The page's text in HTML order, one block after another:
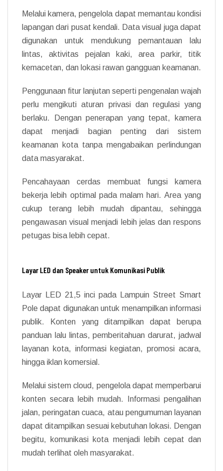
Melalui kamera, pengelola dapat memantau kondisi
lapangan dari pusat kendali. Data visual juga dapat
digunakan untuk mendukung pemantauan lalu
lintas, aktivitas pejalan kaki, area parkir, titik
kemacetan, dan lokasi rawan gangguan keamanan.
Penggunaan fitur lanjutan seperti pengenalan wajah
perlu mengikuti aturan privasi dan regulasi yang
berlaku. Dengan penerapan yang tepat, kamera
dapat menjadi bagian penting dari sistem
keamanan kota tanpa mengabaikan perlindungan
data masyarakat.
Pencahayaan cerdas membuat fungsi kamera
bekerja lebih optimal pada malam hari. Area yang
cukup terang lebih mudah dipantau, sehingga
pengawasan visual menjadi lebih jelas dan respons
petugas bisa lebih cepat.
Layar LED dan Speaker untuk Komunikasi Publik
Layar LED 21,5 inci pada Lampuin Street Smart
Pole dapat digunakan untuk menampilkan informasi
publik. Konten yang ditampilkan dapat berupa
panduan lalu lintas, pemberitahuan darurat, jadwal
layanan kota, informasi kegiatan, promosi acara,
hingga iklan komersial.
Melalui sistem cloud, pengelola dapat memperbarui
konten secara lebih mudah. Informasi pengalihan
jalan, peringatan cuaca, atau pengumuman layanan
dapat ditampilkan sesuai kebutuhan lokasi. Dengan
begitu, komunikasi kota menjadi lebih cepat dan
mudah terlihat oleh masyarakat.